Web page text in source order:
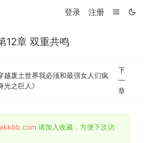
登录 注册
12章 双重共鸣
越废土世界我必须和最强女人们疯
之巨人》
下
一
章
请加入收藏，方便下次访